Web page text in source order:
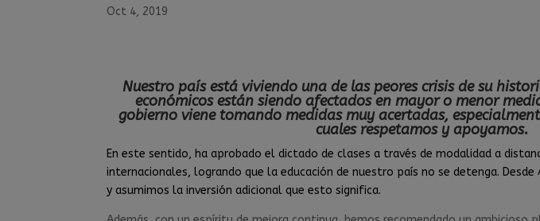
Oct 4, 2019
Nuestro país está viviendo una de las peores crisis de su
económicos están siendo afectados en mayor o menor
gobierno viene tomando medidas muy acertadas,
cuales respetamos y apoyamos.
En este sentido, ha aprobado el dictado de clases a través de modalidad a
internacionales, logrando que la educación de nuestro país no se detenga. Desde
y asumimos la inversión adicional que esto significa.